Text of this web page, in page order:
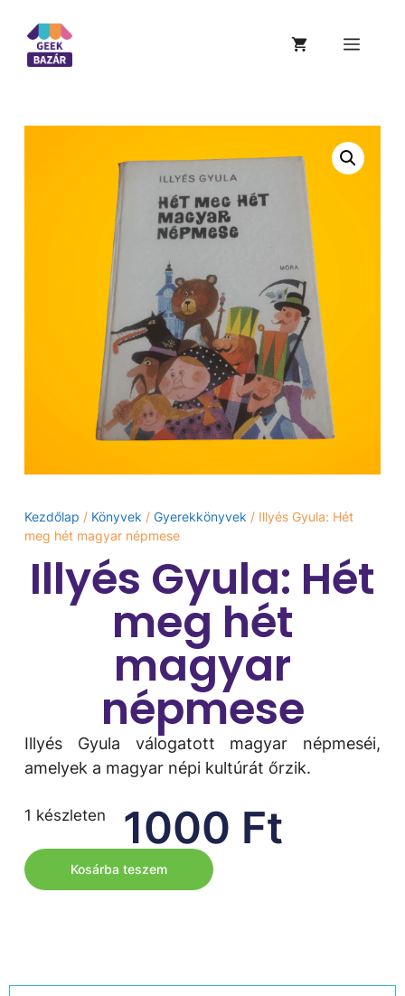
Kezdőlap / Könyvek / Gyerekkönyvek / Illyés Gyula: Hét
meg hét magyar népmese
Illyés Gyula: Hét
meg hét
magyar
népmese
Illyés Gyula válogatott magyar népmeséi,
amelyek a magyar népi kultúrát őrzik.
1000 Ft
1 készleten
Kosárba teszem